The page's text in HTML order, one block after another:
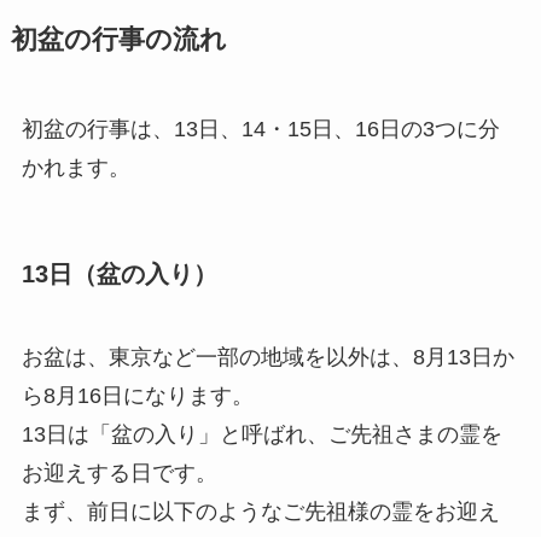
初盆の行事の流れ
初盆の行事は、13日、14・15日、16日の3つに分
かれます。
13日（盆の入り）
お盆は、東京など一部の地域を以外は、8月13日か
ら8月16日になります。
13日は「盆の入り」と呼ばれ、ご先祖さまの霊を
お迎えする日です。
まず、前日に以下のようなご先祖様の霊をお迎え